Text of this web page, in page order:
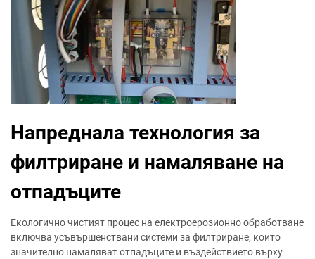
Напреднала технология за
филтриране и намаляване на
отпадъците
Екологично чистият процес на електроерозионно обработване
включва усъвършенствани системи за филтриране, които
значително намаляват отпадъците и въздействието върху